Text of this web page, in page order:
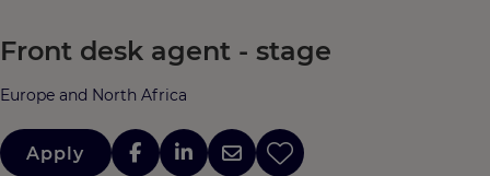
Front desk agent - stage
Europe and North Africa
Apply